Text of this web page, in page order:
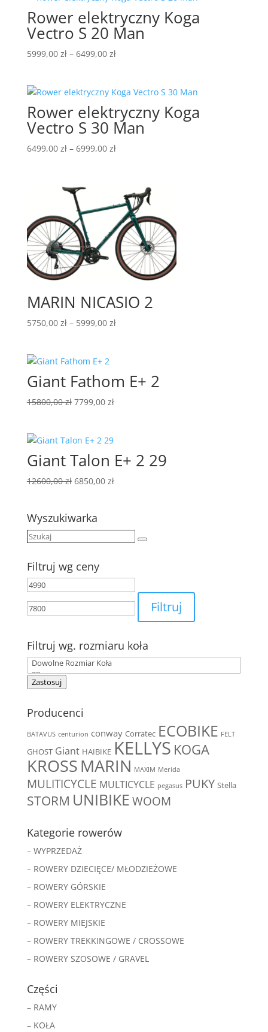
do
5399,00 zł
Rower elektryczny Koga
Vectro S 20 Man
5999,00 zł – 6499,00 złZakres
5999,00 zł
do
6499,00 zł
Rower elektryczny Koga
Vectro S 30 Man
6499,00 zł – 6999,00 złZakres
6499,00 zł
do
6999,00 zł
MARIN NICASIO 2
5750,00 zł – 5999,00 złZakres
do
5999,00 zł
Giant Fathom E+ 2
15800,00zł Pierwotna
15800,00 zł.
7799,00 złAktualna
7799,00 zł.
Giant Talon E+ 2 29
12600,00zł Pierwotna
12600,00 zł.
6850,00 złAktualna
Wyszukiwarka
Szukaj
Szukaj
Filtruj wg ceny
Cena
Filtruj
Filtruj wg. rozmiaru koła
Zastosuj
Producenci
BATAVUS centurion conway Corratec ECOBIKE FELT
GHOST Giant HAIBIKE KELLYS KOGA
KROSSMARIN MAXIM Merida
MULITICYCLE MULTICYCLE pegasus PUKY Stella
STORM UNIBIKE WOOM
Kategorie rowerów
– WYPRZEDAŻ
– ROWERY DZIECIĘCE/ MŁODZIEŻOWE
– ROWERY GÓRSKIE
– ROWERY ELEKTRYCZNE
– ROWERY MIEJSKIE
– ROWERY TREKKINGOWE / CROSSOWE
– ROWERY SZOSOWE / GRAVEL
Części
– RAMY
– KOŁA